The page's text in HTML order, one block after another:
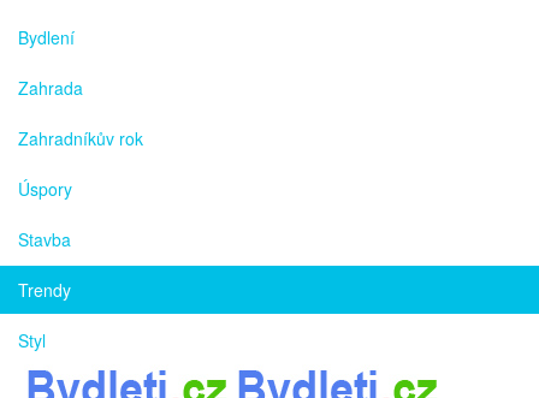
Bydlení
Zahrada
Zahradníkův rok
Úspory
Stavba
Trendy
Styl